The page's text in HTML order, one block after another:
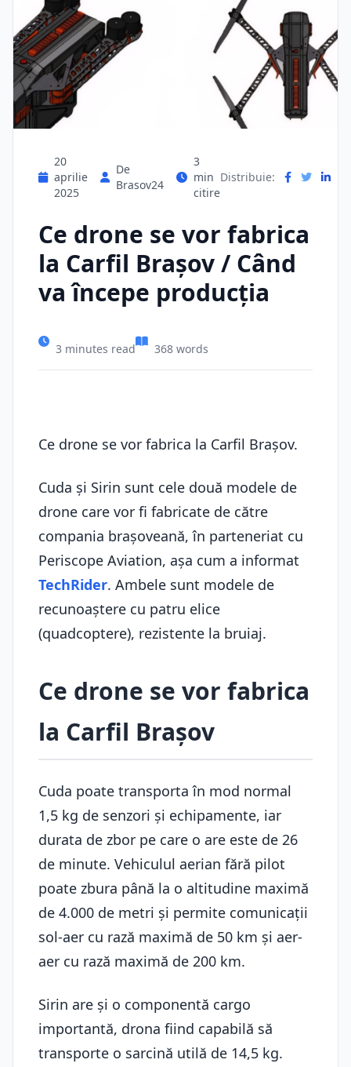
20
aprilie
2025
De
Brasov24
3
min
citire
Distribuie:
Ce drone se vor fabrica
la Carfil Braşov / Când
va începe producţia
3 minutes read 368 words
Ce drone se vor fabrica la Carfil Braşov.
Cuda şi Sirin sunt cele două modele de
drone care vor fi fabricate de către
compania braşoveană, în parteneriat cu
Periscope Aviation, aşa cum a informat
TechRider. Ambele sunt modele de
recunoaștere cu patru elice
(quadcoptere), rezistente la bruiaj.
Ce drone se vor fabrica
la Carfil Braşov
Cuda poate transporta în mod normal
1,5 kg de senzori și echipamente, iar
durata de zbor pe care o are este de 26
de minute. Vehiculul aerian fără pilot
poate zbura până la o altitudine maximă
de 4.000 de metri și permite comunicații
sol-aer cu rază maximă de 50 km și aer-
aer cu rază maximă de 200 km.
Sirin are și o componentă cargo
importantă, drona fiind capabilă să
transporte o sarcină utilă de 14,5 kg.